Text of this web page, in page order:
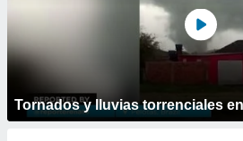
Tornados y lluvias torrenciales